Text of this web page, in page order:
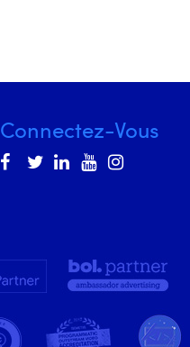
Connectez-Vous